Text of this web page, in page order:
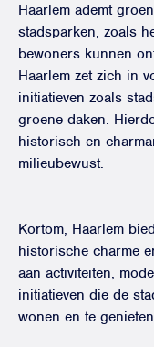
Haarlem ademt
stadsparken, zoals
bewoners kunnen
Haarlem zet zich in
initiatieven zoals
groene daken.
historisch en
milieubewust.
Kortom, Haarlem
historische charme
aan activiteiten,
initiatieven die de
wonen en te